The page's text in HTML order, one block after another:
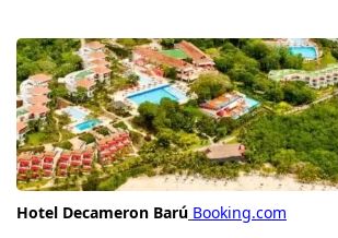
Hotel Decameron Barú Booking.com